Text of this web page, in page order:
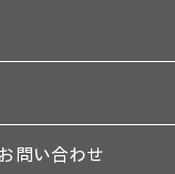
問い合わせ